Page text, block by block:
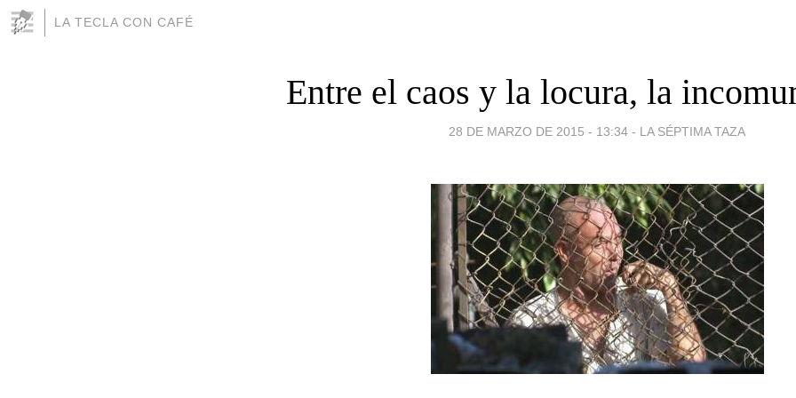
LA TECLA CON CAFÉ
Entre el caos y la locura, la
28 DE MARZO DE 2015 - 13:34 - LA SÉPTIMA TAZA